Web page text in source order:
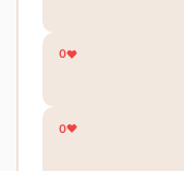
0
0